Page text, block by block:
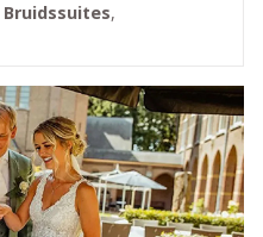
Bruidssuites,